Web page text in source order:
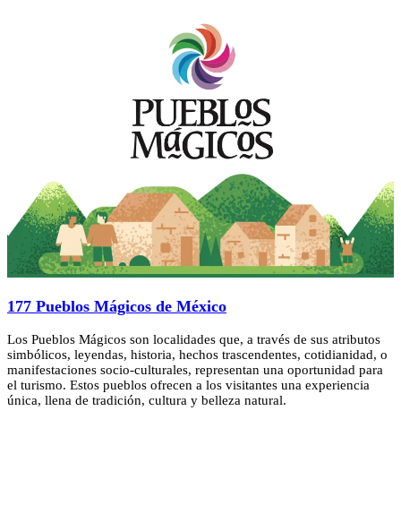
177 Pueblos Mágicos de México
Los Pueblos Mágicos son localidades que, a través de sus atributos
simbólicos, leyendas, historia, hechos trascendentes, cotidianidad, o
manifestaciones socio-culturales, representan una oportunidad para
el turismo. Estos pueblos ofrecen a los visitantes una experiencia
única, llena de tradición, cultura y belleza natural.